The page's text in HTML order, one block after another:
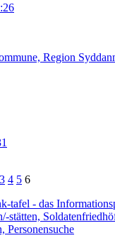
Region
3 4 5 6
tafel - das
stätten,
Personensuche